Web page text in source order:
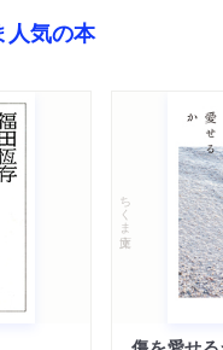
のメニュウ
記ー小説とお菓子
に常識はあるのか
人気の本
ちくま文庫